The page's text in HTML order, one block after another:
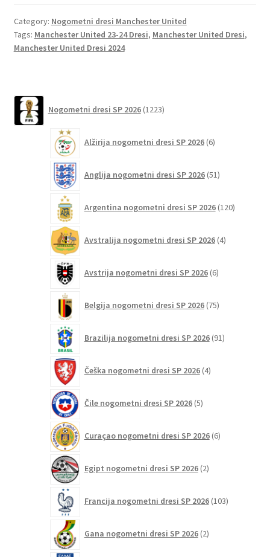
o
o
er l
es
t
di
t
e
Category: Nogometni dresi Manchester United
Tags: Manchester United 23-24 Dresi, Manchester United Dresi,
Manchester United Dresi 2024
Nogometni dresi SP 2026 1223izdelkov
Alžirija nogometni dresi SP 2026 6izdelkov
Anglija nogometni dresi SP 2026 51izdelkov
Argentina nogometni dresi SP 2026 120izdelkov
Avstralija nogometni dresi SP 2026 4izdelki
Avstrija nogometni dresi SP 2026 6izdelkov
Belgija nogometni dresi SP 2026 75izdelkov
Brazilija nogometni dresi SP 2026 91izdelkov
Češka nogometni dresi SP 2026 4izdelki
Čile nogometni dresi SP 2026 5izdelkov
Curaçao nogometni dresi SP 2026 6izdelkov
Egipt nogometni dresi SP 2026 2izdelka
Francija nogometni dresi SP 2026 103izdelki
Gana nogometni dresi SP 2026 2izdelka